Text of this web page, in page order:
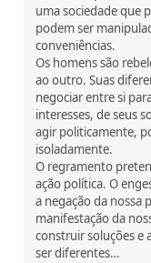
uma sociedade que
podem ser
conveniências.
Os homens são
ao outro. Suas
negociar entre si
interesses, de seus
agir politicamente,
isoladamente.
O regramento
ação política. O
a negação da nossa
manifestação da
construir soluções e
ser diferentes…